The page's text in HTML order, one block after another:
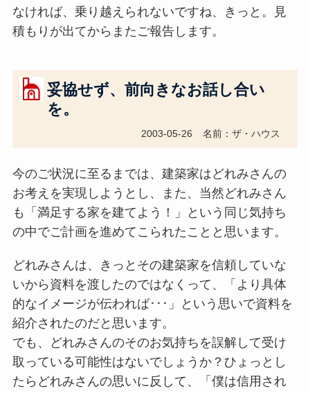
なければ、乗り越えられないですね、きっと。見
積もりが出てからまたご報告します。
妥協せず、前向きなお話し合い
を。
2003-05-26 名前：ザ・ハウス
今のご状況に至るまでは、建築家はどれみさんの
お考えを実現しようとし、また、当然どれみさん
も「満足する家を建てよう！」という同じ気持ち
の中でご計画を進めてこられたことと思います。
どれみさんは、きっとその建築家を信頼していな
いから資料を渡したのではなくって、「より具体
的なイメージが伝われば･･･」という思いで資料を
紹介されたのだと思います。
でも、どれみさんのそのお気持ちを誤解して受け
取っている可能性はないでしょうか？ひょっとし
たらどれみさんの思いに反して、「僕は信用され